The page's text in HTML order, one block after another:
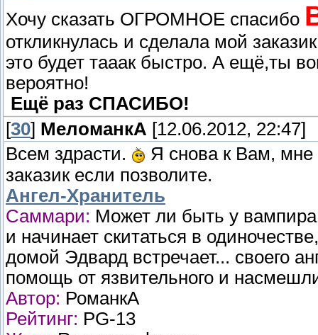
Хочу сказать ОГРОМНОЕ спасибо
откликнулась и сделала мой
это будет тааак быстро. А ещё,ты
вероятно!
Ещё раз СПАСИБО!
[30] МеломанкА [12.06.2012, 22:47]
Всем здрасти.
Я снова к Вам, мне
заказик если позволите.
Ангел-Хранитель
Саммари: Может ли быть у вампира
и начинает скитаться в
домой Эдвард встречает... своего
помощь от язвительного и
Автор: РоманкА
Рейтинг: PG-13